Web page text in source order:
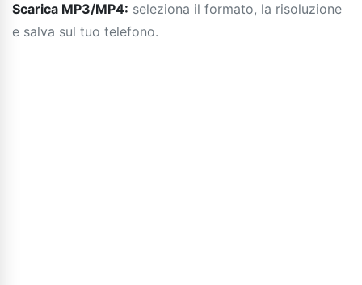
Scarica MP3/MP4: seleziona il formato, la risoluzione
e salva sul tuo telefono.